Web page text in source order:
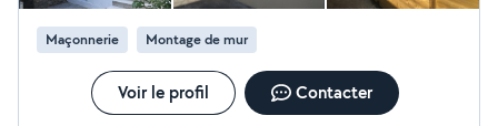
Maçonnerie Montage de mur
Voir le profil Contacter